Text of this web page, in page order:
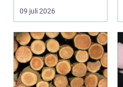
egen liten ...
09 juli 2026